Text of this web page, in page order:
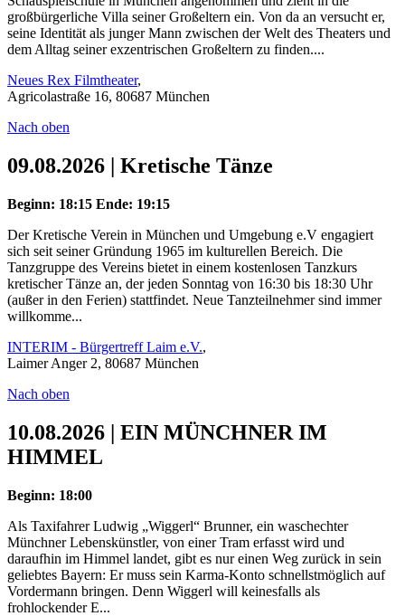
großbürgerliche Villa seiner Großeltern ein. Von da an versucht er,
seine Identität als junger Mann zwischen der Welt des Theaters und
dem Alltag seiner exzentrischen Großeltern zu finden....
Neues Rex Filmtheater,
Agricolastraße 16, 80687 München
Nach oben
09.08.2026 | Kretische Tänze
Beginn: 18:15 Ende: 19:15
Der Kretische Verein in München und Umgebung e.V engagiert
sich seit seiner Gründung 1965 im kulturellen Bereich. Die
Tanzgruppe des Vereins bietet in einem kostenlosen Tanzkurs
kretischer Tänze an, der jeden Sonntag von 16:30 bis 18:30 Uhr
(außer in den Ferien) stattfindet. Neue Tanzteilnehmer sind immer
willkomme...
INTERIM - Bürgertreff Laim e.V.,
Laimer Anger 2, 80687 München
Nach oben
10.08.2026 | EIN MÜNCHNER IM
HIMMEL
Beginn: 18:00
Als Taxifahrer Ludwig „Wiggerl“ Brunner, ein waschechter
Münchner Lebenskünstler, von einer Tram erfasst wird und
daraufhin im Himmel landet, gibt es nur einen Weg zurück in sein
geliebtes Bayern: Er muss sein Karma-Konto schnellstmöglich auf
Vordermann bringen. Denn Wiggerl will keinesfalls als
frohlockender E...